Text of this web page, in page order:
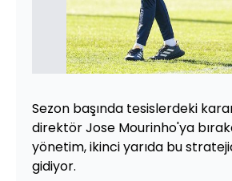
Sezon başında tesislerdeki
direktör Jose Mourinho'ya
yönetim, ikinci yarıda bu
gidiyor.